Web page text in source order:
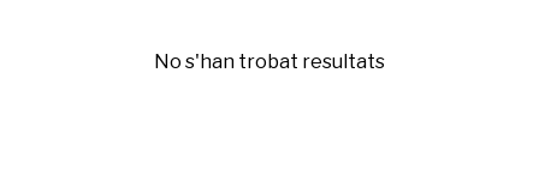
No s'han trobat resultats